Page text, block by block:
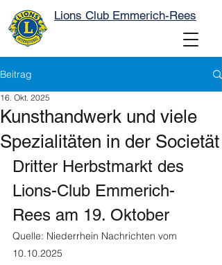
Lions Club Emmerich-Rees
Beitrag
Kunsthandwerk und viele
Spezialitäten in der Societät
16. Okt. 2025
Dritter Herbstmarkt des
Lions-Club Emmerich-
Rees am 19. Oktober
Quelle: Niederrhein Nachrichten vom
10.10.2025